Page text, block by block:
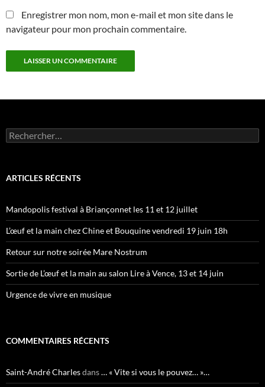
Enregistrer mon nom, mon e-mail et mon site dans le
navigateur pour mon prochain commentaire.
Rechercher :
ARTICLES RÉCENTS
Mandopolis festival à Briançonnet les 11 et 12 juillet
L’œuf et la main chez Chine et Bouquine vendredi 19 juin 18h
Retour sur notre soirée Mare Nostrum
Sortie de L’œuf et la main au salon Lire à Vence, 13 et 14 juin
Urgence de vivre en musique
COMMENTAIRES RÉCENTS
Saint-André Charlesdans… « Vite si vous le pouvez… »…